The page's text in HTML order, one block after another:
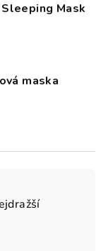
Sleeping Mask
maska